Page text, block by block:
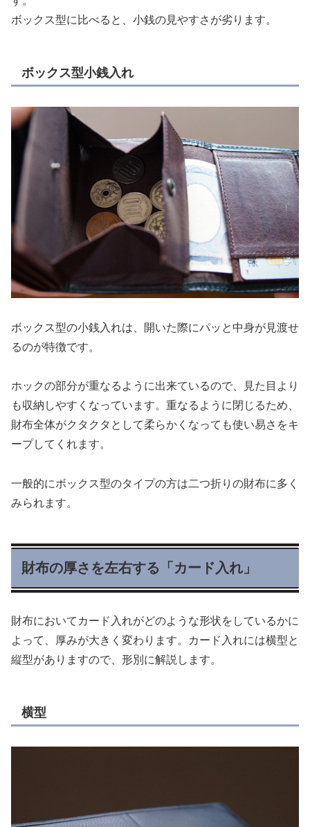
ボックス型に比べると、小銭の見やすさが劣ります。
ボックス型小銭入れ
ボックス型の小銭入れは、開いた際にパッと中身が見渡せ
るのが特徴です。
ホックの部分が重なるように出来ているので、見た目より
も収納しやすくなっています。重なるように閉じるため、
財布全体がクタクタとして柔らかくなっても使い易さをキ
ープしてくれます。
一般的にボックス型のタイプの方は二つ折りの財布に多く
みられます。
財布の厚さを左右する「カード入れ」
財布においてカード入れがどのような形状をしているかに
よって、厚みが大きく変わります。カード入れには横型と
縦型がありますので、形別に解説します。
横型